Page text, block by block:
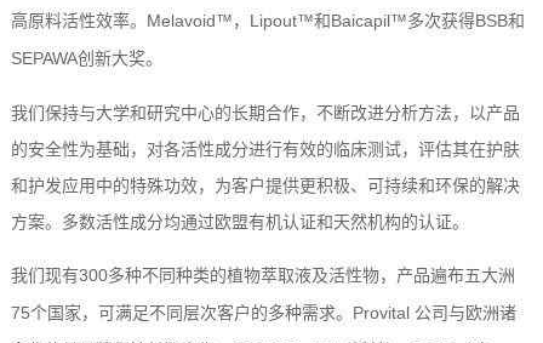
高原料活性效率。 Melavoid™， Lipout™和Baicapil™多次获得BSB和
SEPAWA创新大奖。
我们保持与大学和研究中心的长期合作，不断改进分析方法，以产品
的安全性为基础，对各活性成分进行有效的临床测试，评估其在护肤
和护发应用中的特殊功效，为客户提供更积极、可持续和环保的解决
方案。多数活性成分均通过欧盟有机认证和天然机构的认证。
我们现有300多种不同种类的植物萃取液及活性物，产品遍布五大洲
75个国家，可满足不同层次客户的多种需求。 Provital 公司与欧洲诸